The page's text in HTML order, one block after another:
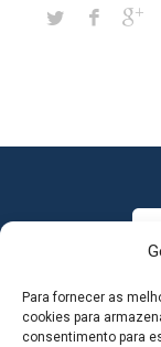
Para fornecer as
cookies para
consentimento para